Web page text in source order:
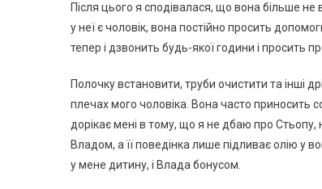
Після цього я сподівалася, що вона більше
у неї є чоловік, вона постійно просить
тепер і дзвонить будь-якої години і просить
Полочку встановити, труби очистити та інші
плечах мого чоловіка. Вона часто приносить
дорікає мені в тому, що я не дбаю про
Владом, а її поведінка лише підливає олію у
у мене дитину, і Влада бонусом.